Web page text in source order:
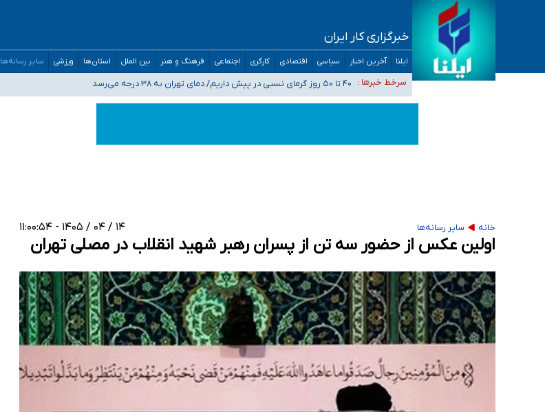
خبرگزاری کار ایران
ایلنا آخرین اخبار سیاسی اقتصادی کارگری اجتماعی فرهنگ و هنر بین الملل استان‌ها ورزشی سایر رسانه‌ها
سرخط خبرها :
افزایش تعداد مراکز همسان‌گزینی به ۲۳۰ مرکز/ بررسی صلاحیت و نظارت‌ها به سازمان تبلیغات واگذار شده است
۴۰ تا ۵۰ روز گرمای نسبی در پیش داریم/ دمای تهران به ۳۸ درجه می‌رسد
موضع وزارت بهداشت درباره ظرفیت پزشکی کنکور ۱۴۰۵: خواستار اصلاح ظرفیت‌ها هستیم، اما هنوز پاسخ مشخصی نگرفته‌ایم
تعویق آزمون ورودی دکترای تخصصی فرماندهی صحنه عملیات و دکترای تخصصی جغرافیای نظامی دافوس آجا
خانه سایر رسانه‌ها ۱۴ / ۰۴ / ۱۴۰۵ - ۱۱:۰۰:۵۴
اولین عکس از حضور سه تن از پسران رهبر شهید انقلاب در مصلی تهران